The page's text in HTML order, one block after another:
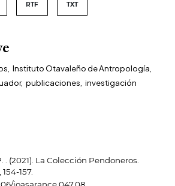
, Instituto Otavaleño de Antropología,
, publicaciones, investigación
. (2021). La Colección Pendoneros.
, 154-157.
RTF TXT